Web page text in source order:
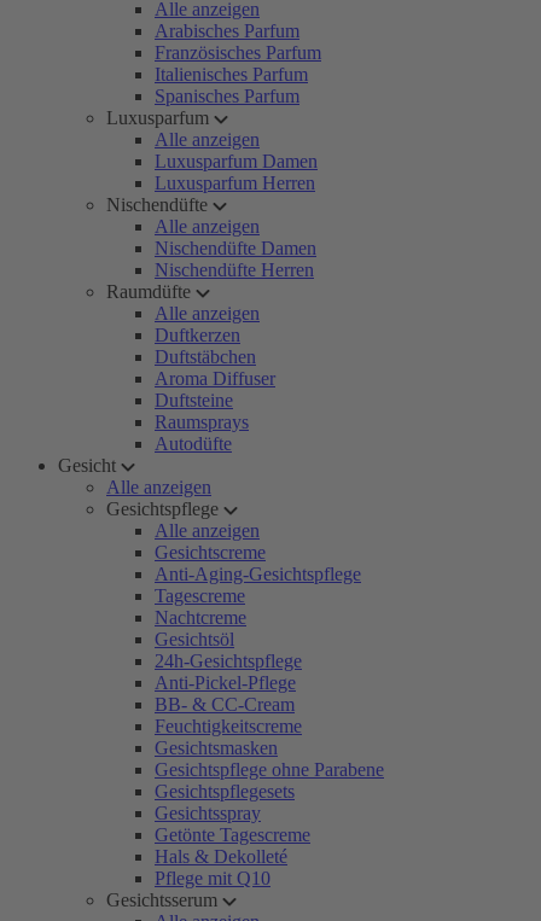
Alle anzeigen
Arabisches Parfum
Französisches Parfum
Italienisches Parfum
Spanisches Parfum
Luxusparfum
Alle anzeigen
Luxusparfum Damen
Luxusparfum Herren
Nischendüfte
Alle anzeigen
Nischendüfte Damen
Nischendüfte Herren
Raumdüfte
Alle anzeigen
Duftkerzen
Duftstäbchen
Aroma Diffuser
Duftsteine
Raumsprays
Autodüfte
Gesicht
Alle anzeigen
Gesichtspflege
Alle anzeigen
Gesichtscreme
Anti-Aging-Gesichtspflege
Tagescreme
Nachtcreme
Gesichtsöl
24h-Gesichtspflege
Anti-Pickel-Pflege
BB- & CC-Cream
Feuchtigkeitscreme
Gesichtsmasken
Gesichtspflege ohne Parabene
Gesichtspflegesets
Gesichtsspray
Getönte Tagescreme
Hals & Dekolleté
Pflege mit Q10
Gesichtsserum